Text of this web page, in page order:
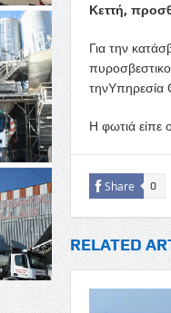
Κεττή,
Για την
τηνΥπηρεσία
Η φωτιά είπε
Share 0
RELATED